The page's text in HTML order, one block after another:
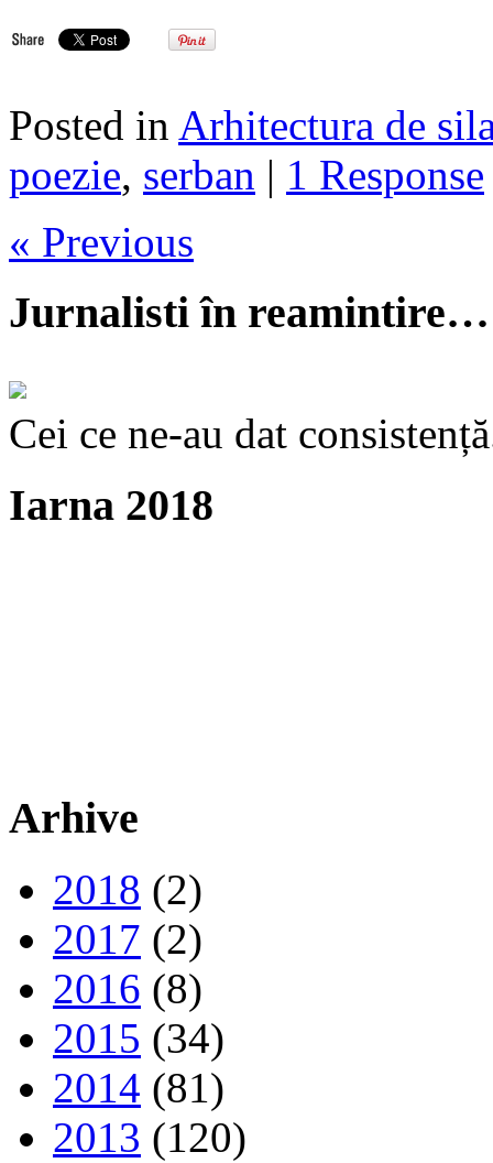
Posted in Arhitectura de
poezie, serban | 1 Response
« Previous
Jurnalisti în reamintire…
Cei ce ne-au dat
Iarna 2018
Arhive
2018 (2)
2017 (2)
2016 (8)
2015 (34)
2014 (81)
2013 (120)